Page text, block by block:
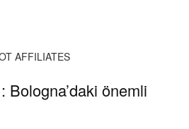
AFFILIATES
Bologna’daki önemli